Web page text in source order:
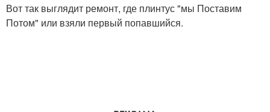
Вот так выглядит ремонт, где плинтус "мы Поставим
Потом" или взяли первый попавшийся.